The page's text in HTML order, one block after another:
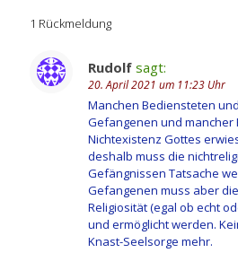
1 Rückmeldung
Rudolf sagt:
20. April 2021 um 11:23 Uhr
Manchen Bediensteten
Gefangenen und mancher
Nichtexistenz Gottes
deshalb muss die
Gefängnissen Tatsache
Gefangenen muss aber
Religiosität (egal ob echt
und ermöglicht werden.
Knast-Seelsorge mehr.